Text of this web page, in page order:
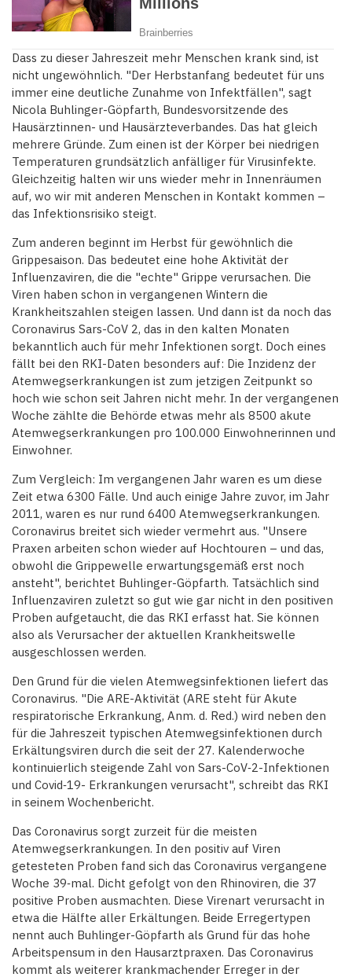
Dass zu dieser Jahreszeit mehr Menschen krank sind, ist
nicht ungewöhnlich. "Der Herbstanfang bedeutet für uns
immer eine deutliche Zunahme von Infektfällen", sagt
Nicola Buhlinger-Göpfarth, Bundesvorsitzende des
Hausärztinnen- und Hausärzteverbandes. Das hat gleich
mehrere Gründe. Zum einen ist der Körper bei niedrigen
Temperaturen grundsätzlich anfälliger für Virusinfekte.
Gleichzeitig halten wir uns wieder mehr in Innenräumen
auf, wo wir mit anderen Menschen in Kontakt kommen –
das Infektionsrisiko steigt.
Zum anderen beginnt im Herbst für gewöhnlich die
Grippesaison. Das bedeutet eine hohe Aktivität der
Influenzaviren, die die "echte" Grippe verursachen. Die
Viren haben schon in vergangenen Wintern die
Krankheitszahlen steigen lassen. Und dann ist da noch das
Coronavirus Sars-CoV 2, das in den kalten Monaten
bekanntlich auch für mehr Infektionen sorgt. Doch eines
fällt bei den RKI-Daten besonders auf: Die Inzidenz der
Atemwegserkrankungen ist zum jetzigen Zeitpunkt so
hoch wie schon seit Jahren nicht mehr. In der vergangenen
Woche zählte die Behörde etwas mehr als 8500 akute
Atemwegserkrankungen pro 100.000 Einwohnerinnen und
Einwohner.
Zum Vergleich: Im vergangenen Jahr waren es um diese
Zeit etwa 6300 Fälle. Und auch einige Jahre zuvor, im Jahr
2011, waren es nur rund 6400 Atemwegserkrankungen.
Coronavirus breitet sich wieder vermehrt aus. "Unsere
Praxen arbeiten schon wieder auf Hochtouren – und das,
obwohl die Grippewelle erwartungsgemäß erst noch
ansteht", berichtet Buhlinger-Göpfarth. Tatsächlich sind
Influenzaviren zuletzt so gut wie gar nicht in den positiven
Proben aufgetaucht, die das RKI erfasst hat. Sie können
also als Verursacher der aktuellen Krankheitswelle
ausgeschlossen werden.
Den Grund für die vielen Atemwegsinfektionen liefert das
Coronavirus. "Die ARE-Aktivität (ARE steht für Akute
respiratorische Erkrankung, Anm. d. Red.) wird neben den
für die Jahreszeit typischen Atemwegsinfektionen durch
Erkältungsviren durch die seit der 27. Kalenderwoche
kontinuierlich steigende Zahl von Sars-CoV‑2-Infektionen
und Covid‑19- Erkrankungen verursacht", schreibt das RKI
in seinem Wochenbericht.
Das Coronavirus sorgt zurzeit für die meisten
Atemwegserkrankungen. In den positiv auf Viren
getesteten Proben fand sich das Coronavirus vergangene
Woche 39‑mal. Dicht gefolgt von den Rhinoviren, die 37
positive Proben ausmachten. Diese Virenart verursacht in
etwa die Hälfte aller Erkältungen. Beide Erregertypen
nennt auch Buhlinger-Göpfarth als Grund für das hohe
Arbeitspensum in den Hausarztpraxen. Das Coronavirus
kommt als weiterer krankmachender Erreger in der